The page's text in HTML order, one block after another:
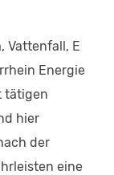
Vattenfall, E
Energie
tätigen
hier
der
eine